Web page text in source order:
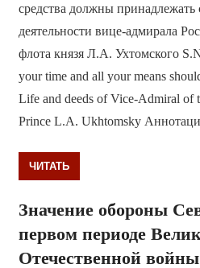
средства должны
деятельности вице-адмирала
флота князя Л.А. Ухтомского
your time and all your means
Life and deeds of Vice-Admiral of
Prince L.A. Ukhtomsky
ЧИТАТЬ
Значение обороны
первом периоде
Отечественной войны